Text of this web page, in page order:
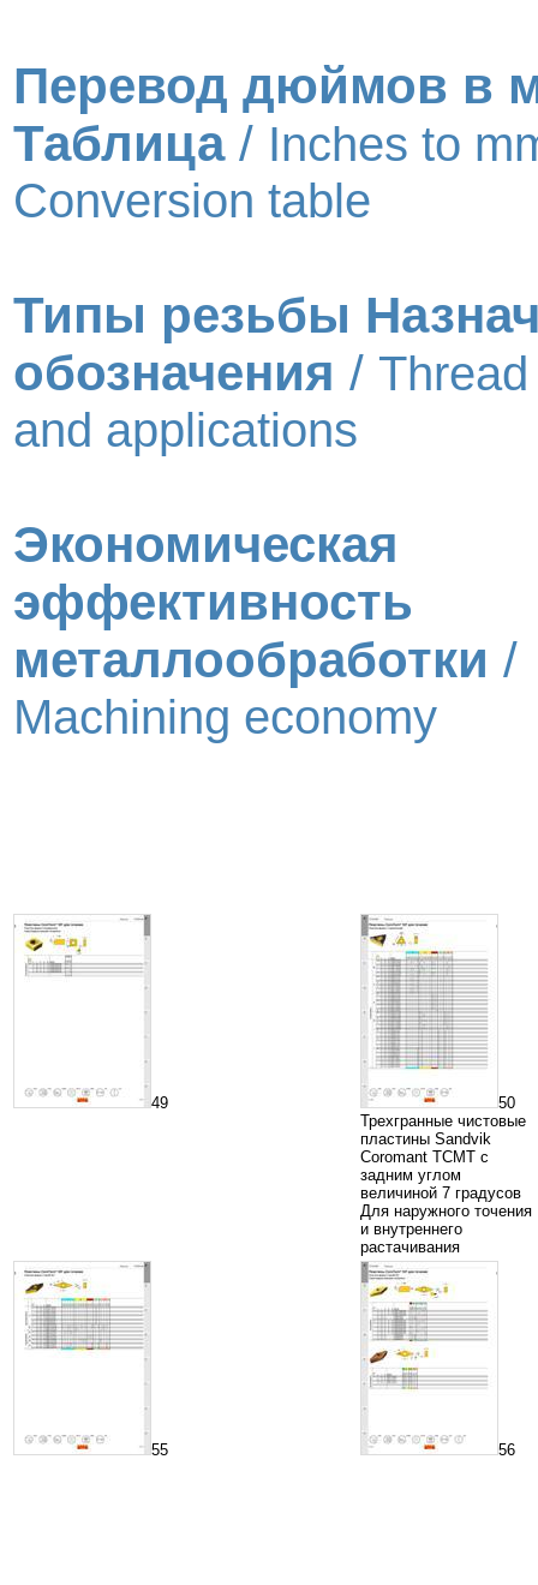
Перевод дюймов в
Таблица/ Inches to
Conversion table
Типы резьбы
обозначения /
and applications
Экономическая
эффективность
металлообработки /
Machining economy
49
50
Трехгранные чистовые
пластины Sandvik
Coromant TCMT с
задним углом
величиной 7 градусов
Для наружного точения
и внутреннего
растачивания
55 56